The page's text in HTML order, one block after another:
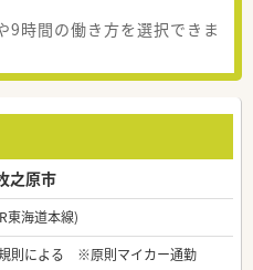
9時間の働き方を選択できま
之原市
東海道本線)
則による ※原則マイカー通勤